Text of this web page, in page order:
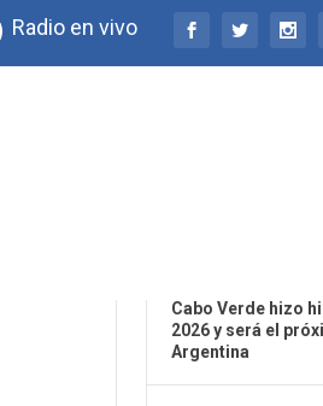
Radio en vivo
Cabo Verde hizo
2026 y será el
Argentina